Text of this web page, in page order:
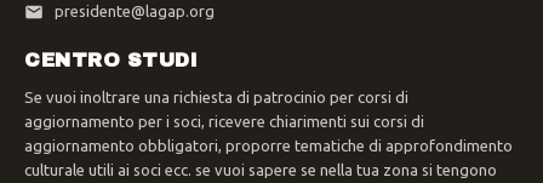
presidente@lagap.org
CENTRO STUDI
Se vuoi inoltrare una richiesta di patrocinio per corsi di
aggiornamento per i soci, ricevere chiarimenti sui corsi di
aggiornamento obbligatori, proporre tematiche di approfondimento
culturale utili ai soci ecc. se vuoi sapere se nella tua zona si tengono